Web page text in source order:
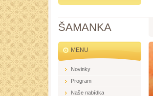
ŠAMANKA
MENU
Novinky
Program
Naše nabídka